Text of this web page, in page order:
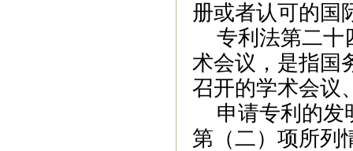
册或者认可的国
专利法第二十
术会议，是指国
召开的学术会议
申请专利的发
第（二）项所列